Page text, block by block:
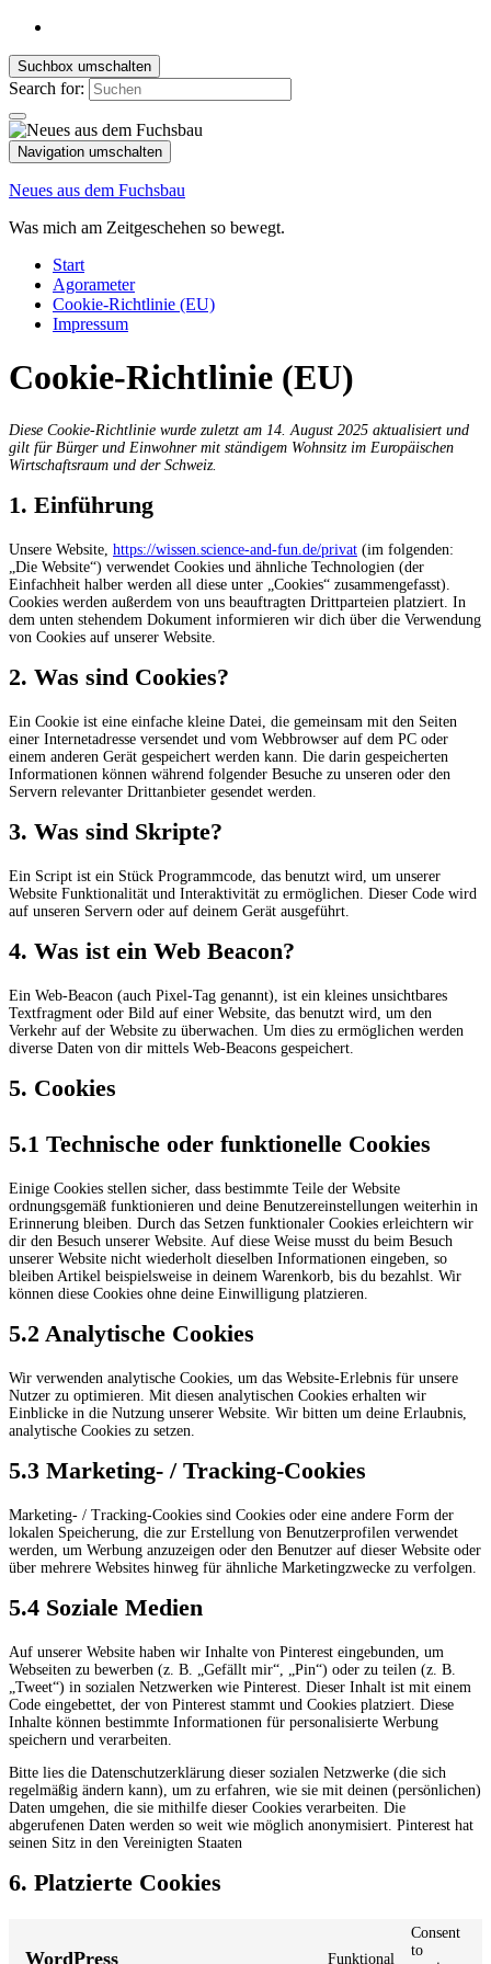
Suchbox umschalten
Search for:
Navigation umschalten
Neues aus dem Fuchsbau
Was mich am Zeitgeschehen so bewegt.
Start
Agorameter
Cookie-Richtlinie (EU)
Impressum
Cookie-Richtlinie (EU)
Diese Cookie-Richtlinie wurde zuletzt am 14. August 2025 aktualisiert und
gilt für Bürger und Einwohner mit ständigem Wohnsitz im Europäischen
Wirtschaftsraum und der Schweiz.
1. Einführung
Unsere Website, https://wissen.science-and-fun.de/privat (im folgenden:
„Die Website“) verwendet Cookies und ähnliche Technologien (der
Einfachheit halber werden all diese unter „Cookies“ zusammengefasst).
Cookies werden außerdem von uns beauftragten Drittparteien platziert. In
dem unten stehendem Dokument informieren wir dich über die Verwendung
von Cookies auf unserer Website.
2. Was sind Cookies?
Ein Cookie ist eine einfache kleine Datei, die gemeinsam mit den Seiten
einer Internetadresse versendet und vom Webbrowser auf dem PC oder
einem anderen Gerät gespeichert werden kann. Die darin gespeicherten
Informationen können während folgender Besuche zu unseren oder den
Servern relevanter Drittanbieter gesendet werden.
3. Was sind Skripte?
Ein Script ist ein Stück Programmcode, das benutzt wird, um unserer
Website Funktionalität und Interaktivität zu ermöglichen. Dieser Code wird
auf unseren Servern oder auf deinem Gerät ausgeführt.
4. Was ist ein Web Beacon?
Ein Web-Beacon (auch Pixel-Tag genannt), ist ein kleines unsichtbares
Textfragment oder Bild auf einer Website, das benutzt wird, um den
Verkehr auf der Website zu überwachen. Um dies zu ermöglichen werden
diverse Daten von dir mittels Web-Beacons gespeichert.
5. Cookies
5.1 Technische oder funktionelle Cookies
Einige Cookies stellen sicher, dass bestimmte Teile der Website
ordnungsgemäß funktionieren und deine Benutzereinstellungen weiterhin in
Erinnerung bleiben. Durch das Setzen funktionaler Cookies erleichtern wir
dir den Besuch unserer Website. Auf diese Weise musst du beim Besuch
unserer Website nicht wiederholt dieselben Informationen eingeben, so
bleiben Artikel beispielsweise in deinem Warenkorb, bis du bezahlst. Wir
können diese Cookies ohne deine Einwilligung platzieren.
5.2 Analytische Cookies
Wir verwenden analytische Cookies, um das Website-Erlebnis für unsere
Nutzer zu optimieren. Mit diesen analytischen Cookies erhalten wir
Einblicke in die Nutzung unserer Website. Wir bitten um deine Erlaubnis,
analytische Cookies zu setzen.
5.3 Marketing- / Tracking-Cookies
Marketing- / Tracking-Cookies sind Cookies oder eine andere Form der
lokalen Speicherung, die zur Erstellung von Benutzerprofilen verwendet
werden, um Werbung anzuzeigen oder den Benutzer auf dieser Website oder
über mehrere Websites hinweg für ähnliche Marketingzwecke zu verfolgen.
5.4 Soziale Medien
Auf unserer Website haben wir Inhalte von Pinterest eingebunden, um
Webseiten zu bewerben (z. B. „Gefällt mir“, „Pin“) oder zu teilen (z. B.
„Tweet“) in sozialen Netzwerken wie Pinterest. Dieser Inhalt ist mit einem
Code eingebettet, der von Pinterest stammt und Cookies platziert. Diese
Inhalte können bestimmte Informationen für personalisierte Werbung
speichern und verarbeiten.
Bitte lies die Datenschutzerklärung dieser sozialen Netzwerke (die sich
regelmäßig ändern kann), um zu erfahren, wie sie mit deinen (persönlichen)
Daten umgehen, die sie mithilfe dieser Cookies verarbeiten. Die
abgerufenen Daten werden so weit wie möglich anonymisiert. Pinterest hat
seinen Sitz in den Vereinigten Staaten
6. Platzierte Cookies
WordPress Funktional
Consent
to